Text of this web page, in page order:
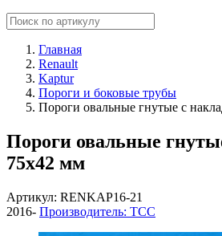
Главная
Renault
Kaptur
Пороги и боковые трубы
Пороги овальные гнутые с
Пороги овальные
75х42 мм
Артикул: RENKAP16-21
2016- Производитель: ТСС